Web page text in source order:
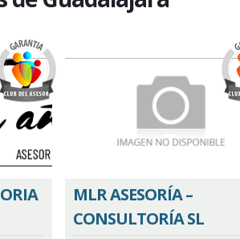
MLR ASESORÍA –
CONSULTORÍA SL